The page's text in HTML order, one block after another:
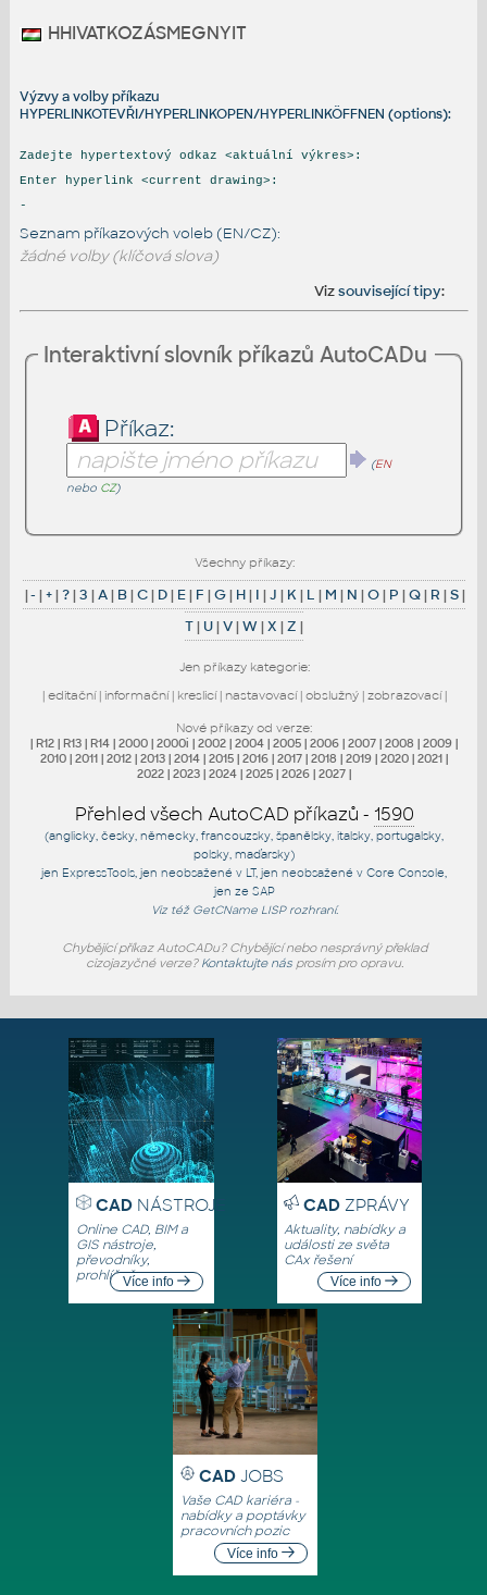
HHIVATKOZÁSMEGNYIT
Výzvy a volby příkazu
HYPERLINKOTEVŘI/HYPERLINKOPEN/HYPERLINKÖFFNEN (options):
Zadejte hypertextový odkaz <aktuální výkres>:
Enter hyperlink <current drawing>:
-
Seznam příkazových voleb (EN/CZ):
žádné volby (klíčová slova)
Vizsouvisející tipy:
Interaktivní slovník příkazů AutoCADu
Příkaz:
(EN
nebo CZ)
Všechny příkazy:
|- |+|?|3 |A| B|C| D| E| F |G| H| I |J | K| L | M | N |O| P |Q| R |S|
T| U|V|W|X |Z |
Jen příkazy kategorie:
| editační| informační| kreslicí| nastavovací| obslužný| zobrazovací|
Nové příkazy od verze:
| R12 | R13 | R14 | 2000 | 2000i | 2002 | 2004 | 2005 | 2006 | 2007 | 2008 | 2009 |
2010 | 2011 | 2012 | 2013 | 2014 | 2015 | 2016 | 2017 | 2018 | 2019 | 2020 | 2021 |
2022 | 2023 | 2024 | 2025 | 2026 | 2027 |
Přehled všech AutoCAD příkazů - 1590
(anglicky, česky, německy, francouzsky, španělsky, italsky, portugalsky,
polsky, maďarsky)
jen ExpressTools , jen neobsažené v LT, jen neobsažené v Core Console
jen ze SAP
Viz též GetCNameLISP rozhraní.
Chybějící příkaz AutoCADu? Chybějící nebo nesprávný překlad
cizojazyčné verze? Kontaktujte násprosím pro opravu.
CADNÁSTROJE
Online CAD, BIM a
GIS nástroje,
převodníky,
prohlížečeVíce info
CADZPRÁVY
Aktuality, nabídky a
události ze světa
CAx řešení
Více info
CAD JOBS
Vaše CAD kariéra -
nabídky a poptávky
pracovních pozic
Více info